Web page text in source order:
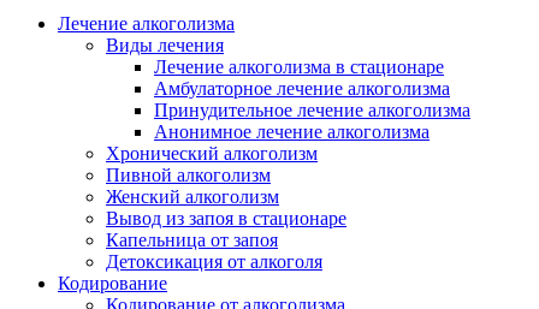
Лечение алкоголизма
Виды лечения
Лечение алкоголизма в стационаре
Амбулаторное лечение алкоголизма
Принудительное лечение алкоголизма
Анонимное лечение алкоголизма
Хронический алкоголизм
Пивной алкоголизм
Женский алкоголизм
Вывод из запоя в стационаре
Капельница от запоя
Детоксикация от алкоголя
Кодирование
Кодирование от алкоголизма